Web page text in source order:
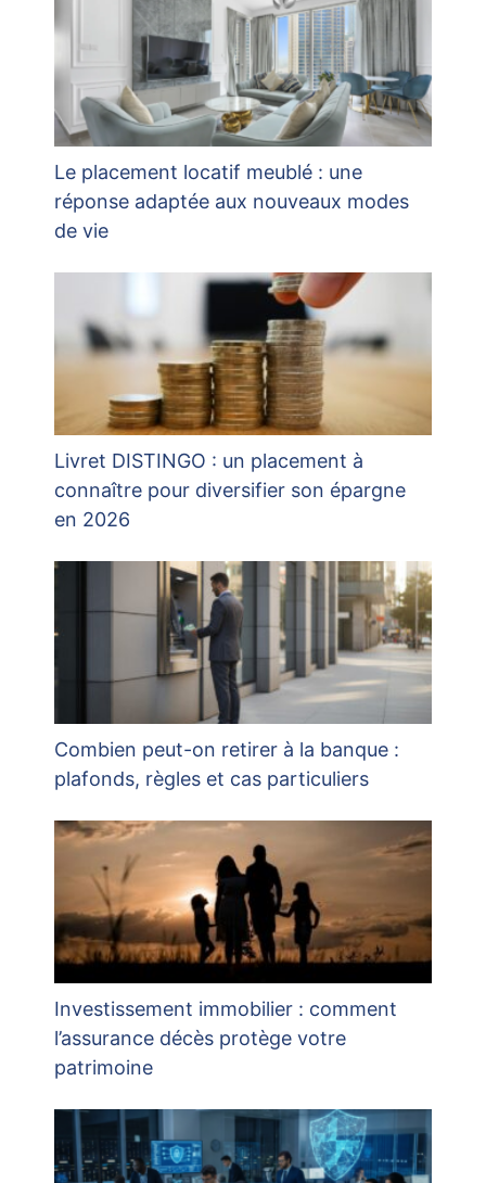
Le placement locatif meublé : une
réponse adaptée aux nouveaux modes
de vie
Livret DISTINGO : un placement à
connaître pour diversifier son épargne
en 2026
Combien peut-on retirer à la banque :
plafonds, règles et cas particuliers
Investissement immobilier : comment
l’assurance décès protège votre
patrimoine